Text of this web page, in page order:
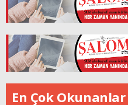
En Çok Okunanlar